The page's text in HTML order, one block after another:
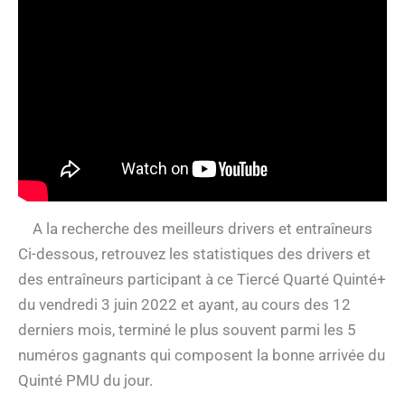
A la recherche des meilleurs drivers et entraîneurs
Ci-dessous, retrouvez les statistiques des drivers et
des entraîneurs participant à ce Tiercé Quarté Quinté+
du vendredi 3 juin 2022 et ayant, au cours des 12
derniers mois, terminé le plus souvent parmi les 5
numéros gagnants qui composent la bonne arrivée du
Quinté PMU du jour.